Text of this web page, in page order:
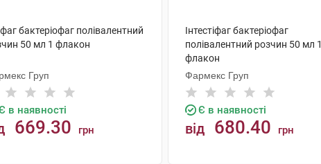
бактеріофаг полівалентний
50 мл 1 флакон
Груп
в наявності
669.30 грн
Інтестіфаг бактеріофаг
полівалентний розчин 50 мл 1
флакон
Фармекс Груп
Є в наявності
від 680.40 грн